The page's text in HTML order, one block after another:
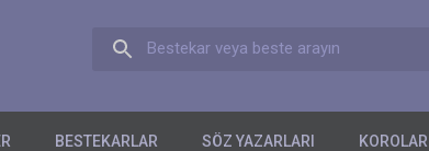
Bestekar veya beste arayın
BESTEKARLAR SÖZ YAZARLARI KOROLAR